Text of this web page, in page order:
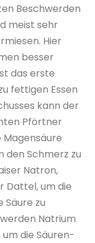
Beschwerden
meist sehr
Hier
besser
das erste
fettigen Essen
kann der
Pförtner
den Schmerz zu
Natron,
Dattel, um die
Säure zu
Natrium
die Säuren-